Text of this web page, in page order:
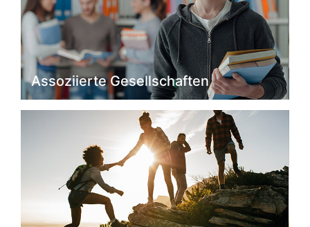
Assoziierte Gesellschaften